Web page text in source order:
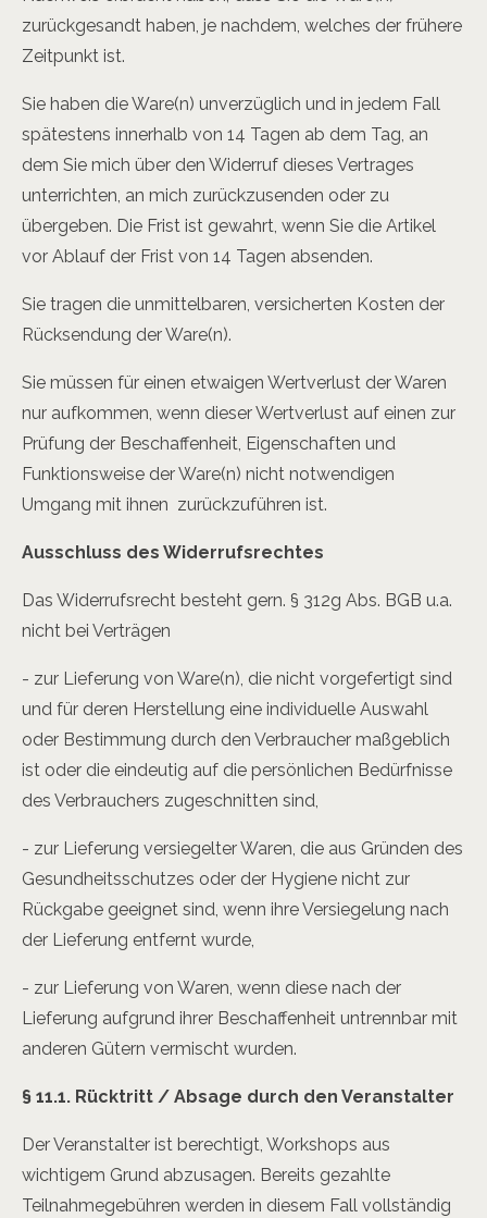
zurückgesandt haben, je nachdem, welches der frühere
Zeitpunkt ist.
Sie haben die Ware(n) unverzüglich und in jedem Fall
spätestens innerhalb von 14 Tagen ab dem Tag, an
dem Sie mich über den Widerruf dieses Vertrages
unterrichten, an mich zurückzusenden oder zu
übergeben. Die Frist ist gewahrt, wenn Sie die Artikel
vor Ablauf der Frist von 14 Tagen absenden.
Sie tragen die unmittelbaren, versicherten Kosten der
Rücksendung der Ware(n).
Sie müssen für einen etwaigen Wertverlust der Waren
nur aufkommen, wenn dieser Wertverlust auf einen zur
Prüfung der Beschaffenheit, Eigenschaften und
Funktionsweise der Ware(n) nicht notwendigen
Umgang mit ihnen zurückzuführen ist.
Ausschluss des Widerrufsrechtes
Das Widerrufsrecht besteht gern. § 312g Abs. BGB u.a.
nicht bei Verträgen
- zur Lieferung von Ware(n), die nicht vorgefertigt sind
und für deren Herstellung eine individuelle Auswahl
oder Bestimmung durch den Verbraucher maßgeblich
ist oder die eindeutig auf die persönlichen Bedürfnisse
des Verbrauchers zugeschnitten sind,
- zur Lieferung versiegelter Waren, die aus Gründen des
Gesundheitsschutzes oder der Hygiene nicht zur
Rückgabe geeignet sind, wenn ihre Versiegelung nach
der Lieferung entfernt wurde,
- zur Lieferung von Waren, wenn diese nach der
Lieferung aufgrund ihrer Beschaffenheit untrennbar mit
anderen Gütern vermischt wurden.
§ 11.1. Rücktritt / Absage durch den Veranstalter
Der Veranstalter ist berechtigt, Workshops aus
wichtigem Grund abzusagen. Bereits gezahlte
Teilnahmegebühren werden in diesem Fall vollständig